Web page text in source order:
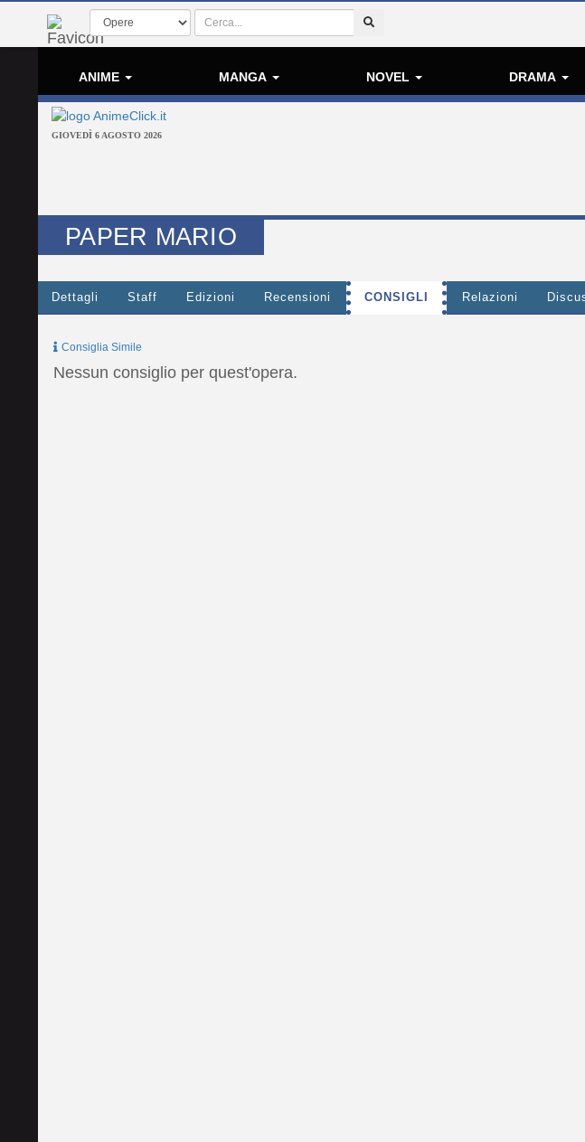
ANIME MANGA NOVEL DRAMA
GIOVEDÌ 6 AGOSTO 2026
PAPER MARIO
Dettagli Staff Edizioni Recensioni CONSIGLI Relazioni
Consiglia Simile
Nessun consiglio per quest'opera.